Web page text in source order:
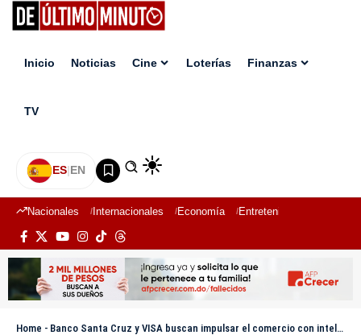
Inicio Noticias Cine Loterías Finanzas
TV
ES|EN
Nacionales Internacionales Economía Entretenimiento
Home - Banco Santa Cruz y VISA buscan impulsar el comercio con inteligencia artificial